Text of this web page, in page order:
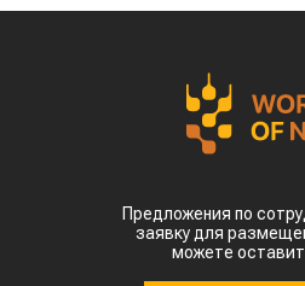
Предложения по
заявку для
можете